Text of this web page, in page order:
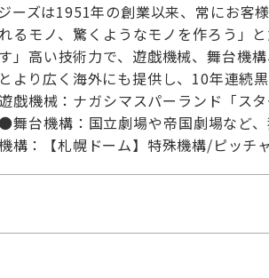
ーズは1951年の創業以来、常にお客
るモノ、驚くようなモノを作ろう」
す」高い技術力で、遊戯機械、舞台機
より広く海外にも提供し、10年連続
戯機械：ナガシマスパーランド「
舞台機構：国立劇場や帝国劇場など
：【札幌ドーム】特殊機構/ピッチ